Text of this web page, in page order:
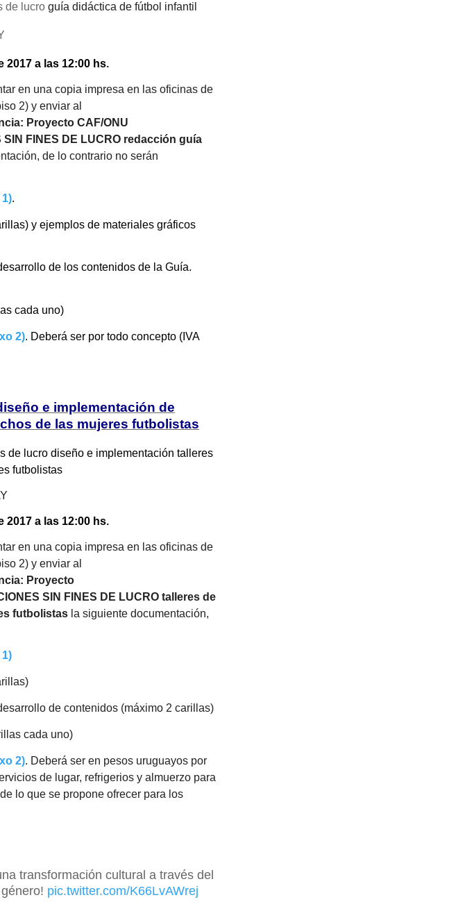
lucro guía didáctica de fútbol infantil
2017 a las 12:00 hs.
en una copia impresa en las oficinas de
2) y enviar al
Proyecto CAF/ONU
SIN FINES DE LUCRO redacción guía
de lo contrario no serán
.
y ejemplos de materiales gráficos
de los contenidos de la Guía.
cada uno)
2). Deberá ser por todo concepto (IVA
e implementación de
de las mujeres futbolistas
diseño e implementación talleres
futbolistas
2017 a las 12:00 hs.
en una copia impresa en las oficinas de
2) y enviar al
Proyecto
SIN FINES DE LUCRO talleres de
futbolistas la siguiente documentación,
de contenidos (máximo 2 carillas)
cada uno)
2). Deberá ser en pesos uruguayos por
de lugar, refrigerios y almuerzo para
lo que se propone ofrecer para los
transformación cultural a través del
pic.twitter.com/K66LvAWrej